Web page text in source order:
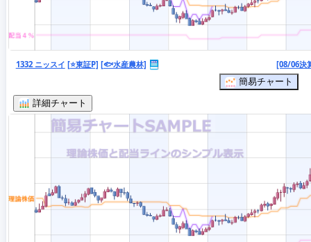
1332 ニッスイ [⭐東証P] [🐟水産農林]
[08/06決
簡易チャート
詳細チャート